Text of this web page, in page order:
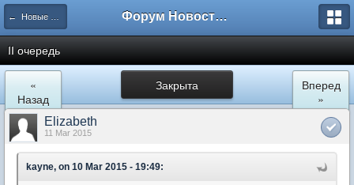
← Новые Водники Форум Новостройки
II очередь
Закрыта
«
Назад
Вперед
»
Elizabeth
11 Mar 2015
kayne, on 10 Mar 2015 - 19:49: